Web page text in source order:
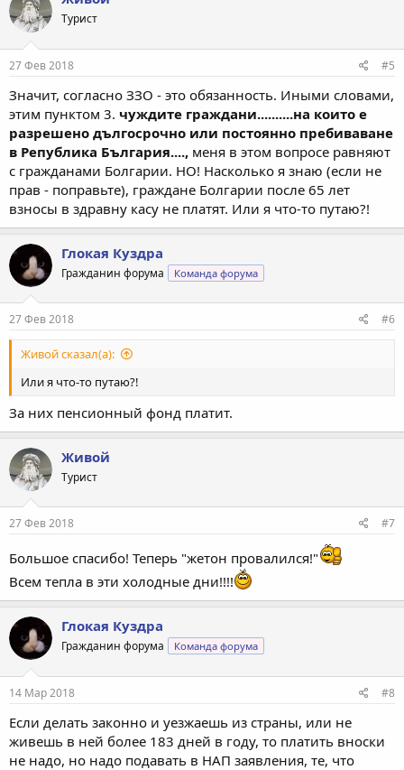
Турист
27 Фев 2018 #5
Значит, согласно ЗЗО - это обязанность. Иными словами,
этим пунктом 3. чуждите граждани..........на които е
разрешено дългосрочно или постоянно пребиваване
в Република България...., меня в этом вопросе равняют
с гражданами Болгарии. НО! Насколько я знаю (если не
прав - поправьте), граждане Болгарии после 65 лет
взносы в здравну касу не платят. Или я что-то путаю?!
Глокая Куздра
Гражданин форума Команда форума
27 Фев 2018 #6
Живой сказал(а):
Или я что-то путаю?!
За них пенсионный фонд платит.
Живой
Турист
27 Фев 2018 #7
Большое спасибо! Теперь "жетон провалился!"
Всем тепла в эти холодные дни!!!!
Глокая Куздра
Гражданин форума Команда форума
14 Мар 2018 #8
Если делать законно и уезжаешь из страны, или не
живешь в ней более 183 дней в году, то платить вноски
не надо, но надо подавать в НАП заявления, те, что